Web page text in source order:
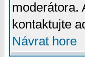
moderátora.
kontaktujte
Návrat hore